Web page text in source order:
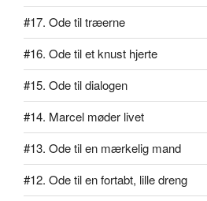
#17. Ode til træerne
#16. Ode til et knust hjerte
#15. Ode til dialogen
#14. Marcel møder livet
#13. Ode til en mærkelig mand
#12. Ode til en fortabt, lille dreng